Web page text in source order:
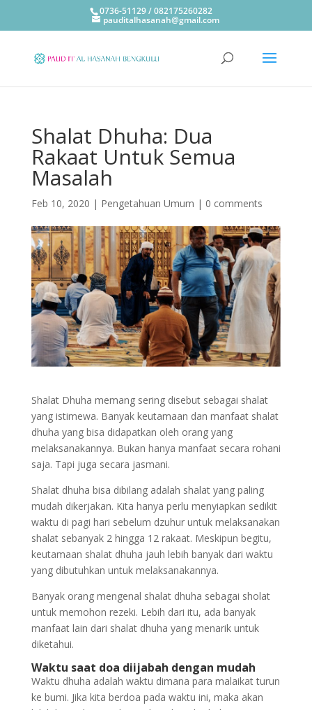
0736-51129 / 082175260282
pauditalhasanah@gmail.com
Shalat Dhuha: Dua
Rakaat Untuk Semua
Masalah
Feb 10, 2020 | Pengetahuan Umum | 0 comments
Shalat Dhuha memang sering disebut sebagai shalat
yang istimewa. Banyak keutamaan dan manfaat shalat
dhuha yang bisa didapatkan oleh orang yang
melaksanakannya. Bukan hanya manfaat secara rohani
saja. Tapi juga secara jasmani.
Shalat dhuha bisa dibilang adalah shalat yang paling
mudah dikerjakan. Kita hanya perlu menyiapkan sedikit
waktu di pagi hari sebelum dzuhur untuk melaksanakan
shalat sebanyak 2 hingga 12 rakaat. Meskipun begitu,
keutamaan shalat dhuha jauh lebih banyak dari waktu
yang dibutuhkan untuk melaksanakannya.
Banyak orang mengenal shalat dhuha sebagai sholat
untuk memohon rezeki. Lebih dari itu, ada banyak
manfaat lain dari shalat dhuha yang menarik untuk
diketahui.
Waktu saat doa diijabah dengan mudah
Waktu dhuha adalah waktu dimana para malaikat turun
ke bumi. Jika kita berdoa pada waktu ini, maka akan